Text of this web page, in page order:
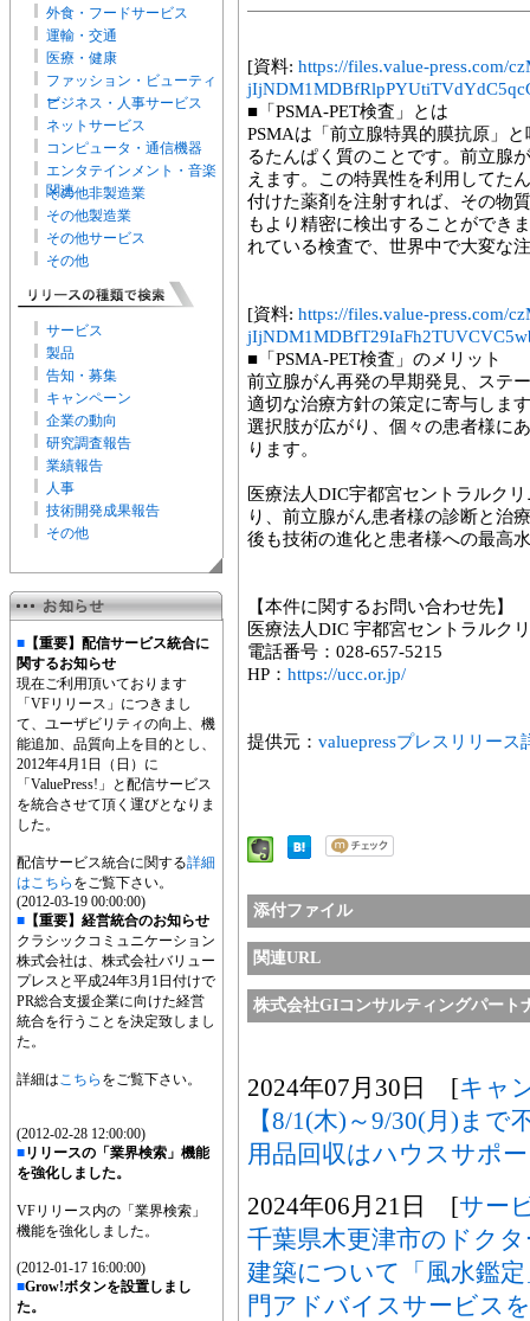
外食・フードサービス
運輸・交通
医療・健康
ファッション・ビューティ
ー
ビジネス・人事サービス
ネットサービス
コンピュータ・通信機器
エンタテインメント・音楽
関連
その他非製造業
その他製造業
その他サービス
その他
サービス
製品
告知・募集
キャンペーン
企業の動向
研究調査報告
業績報告
人事
技術開発成果報告
その他
■ 【重要】配信サービス統合に
関するお知らせ
現在ご利用頂いております
「VFリリース」につきまし
て、ユーザビリティの向上、機
能追加、品質向上を目的とし、
2012年4月1日（日）に
「ValuePress!」と配信サービス
を統合させて頂く運びとなりま
した。
配信サービス統合に関する詳細
はこちら をご覧下さい。
(2012-03-19 00:00:00)
■ 【重要】経営統合のお知らせ
クラシックコミュニケーション
株式会社は、株式会社バリュー
プレスと平成24年3月1日付けで
PR総合支援企業に向けた経営
統合を行うことを決定致しまし
た。
詳細はこちら をご覧下さい。
(2012-02-28 12:00:00)
■リリースの「業界検索」機能
を強化しました。
VFリリース内の「業界検索」
機能を強化しました。
(2012-01-17 16:00:00)
■Grow!ボタンを設置しまし
た。
[資料: https://files.value-press.com/
■「PSMA-PET検査」とは
PSMAは「前立腺特異的膜抗原」
るたんぱく質のことです。前立腺
えます。この特異性を利用してた
付けた薬剤を注射すれば、その物
もより精密に検出することができ
れている検査で、世界中で大変な
[資料: https://files.value-press.com/
■「PSMA-PET検査」のメリット
前立腺がん再発の早期発見、ステ
適切な治療方針の策定に寄与しま
選択肢が広がり、個々の患者様に
ります。
医療法人DIC宇都宮セントラルク
り、前立腺がん患者様の診断と治
後も技術の進化と患者様への最高
【本件に関するお問い合わせ先】
医療法人DIC 宇都宮セントラルク
電話番号：028-657-5215
HP： https://ucc.or.jp/
提供元： valuepressプレスリリース
添付ファイル
関連URL
株式会社GIコンサルティングパート
2024年07月30日 [キャ
【8/1(木)～9/30(月)まで
用品回収はハウスサポ
2024年06月21日 [サー
千葉県木更津市のドク
建築について「風水鑑
門アドバイスサービス